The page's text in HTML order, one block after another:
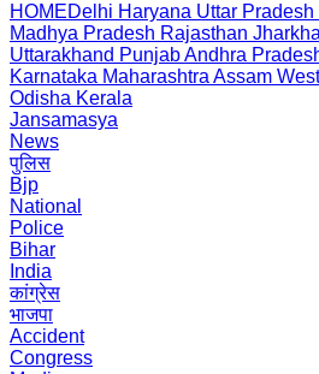
HOMEDelhi Haryana Uttar Pradesh
Madhya Pradesh Rajasthan
Uttarakhand PunjabAndhra
Karnataka Maharashtra Assam
Odisha Kerala
Jansamasya
News
पुलिस
Bjp
National
Police
Bihar
India
कांग्रेस
भाजपा
Accident
Congress